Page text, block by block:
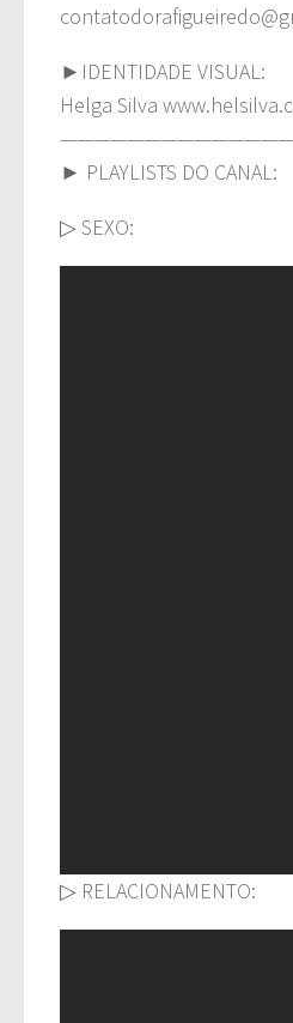
►IDENTIDADE VISUAL:
Helga Silva
► PLAYLISTS DO CANAL:
▷ SEXO:
▷ RELACIONAMENTO: